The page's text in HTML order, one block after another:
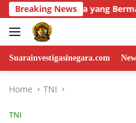
Skip
to
content
Breaking News
Diminta Jangan Tutup Mata
Suarainvestigasinegara.com
Home TNI
TNI